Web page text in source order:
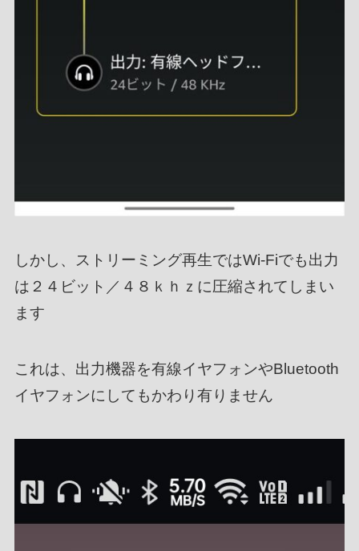
しかし、ストリーミング再生ではWi-Fiでも出力
は２４ビット／４８ｋｈｚに圧縮されてしまい
ます
これは、出力機器を有線イヤフォンやBluetooth
イヤフォンにしてもかわり有りません